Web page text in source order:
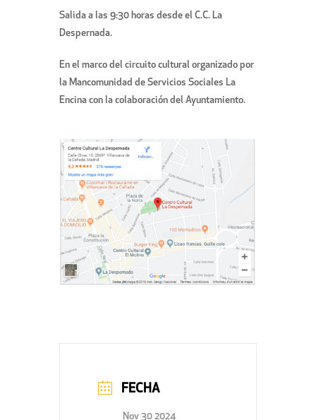
Salida a las 9:30 horas desde el C.C. La
Despernada.
En el marco del circuito cultural organizado por
la Mancomunidad de Servicios Sociales La
Encina con la colaboración del Ayuntamiento.
FECHA
Nov 30 2024